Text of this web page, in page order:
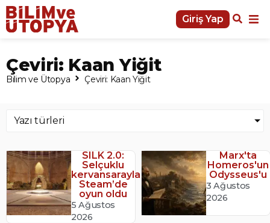
Giriş Yap
Çeviri: Kaan Yiğit
Bilim ve Ütopya Çeviri: Kaan Yiğit
Yazı türleri
SILK 2.0:
Selçuklu
kervansarayları
Steam’de
oyun oldu
5 Ağustos
2026
Marx'ta
Homeros'un
Odysseus'u
3 Ağustos
2026